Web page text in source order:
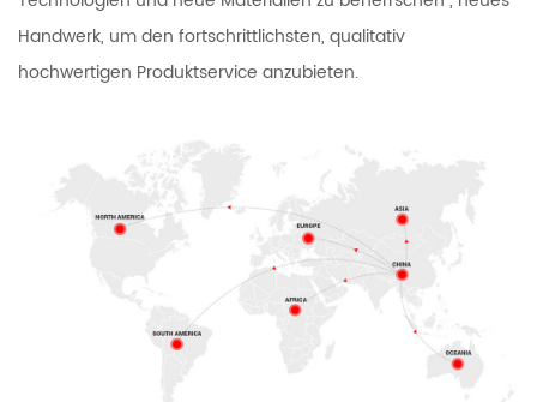
Handwerk, um den fortschrittlichsten, qualitativ
hochwertigen Produktservice anzubieten.